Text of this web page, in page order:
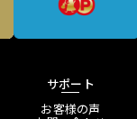
サポート
お客様の声